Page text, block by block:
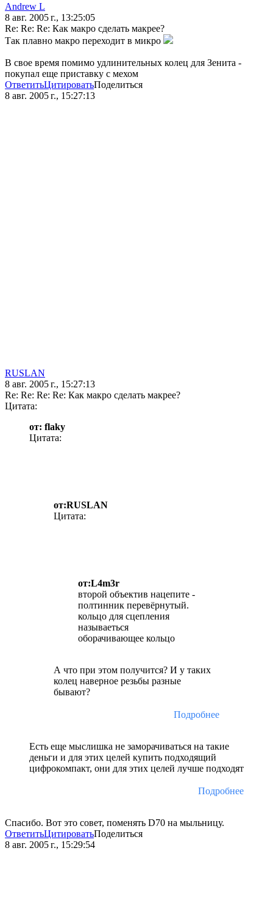
Andrew L
8 авг. 2005 г., 13:25:05
Re: Re: Re: Как макро сделать макрее?
Так плавно макро переходит в микро
В свое время помимо удлинительных колец для Зенита -
покупал еще приставку с мехом
ОтветитьЦитироватьПоделиться
8 авг. 2005 г., 15:27:13
RUSLAN
8 авг. 2005 г., 15:27:13
Re: Re: Re: Re: Как макро сделать макрее?
Цитата:
от: flaky
Цитата:
от:RUSLAN
Цитата:
от:L4m3r
второй объектив нацепите -
полтинник перевёрнутый.
кольцо для сцепления
называеться
оборачивающее кольцо
А что при этом получится? И у таких
колец наверное резьбы разные
бывают?
Подробнее
Есть еще мыслишка не заморачиваться на такие
деньги и для этих целей купить подходящий
цифрокомпакт, они для этих целей лучше подходят
Подробнее
Спасибо. Вот это совет, поменять D70 на мыльницу.
ОтветитьЦитироватьПоделиться
8 авг. 2005 г., 15:29:54